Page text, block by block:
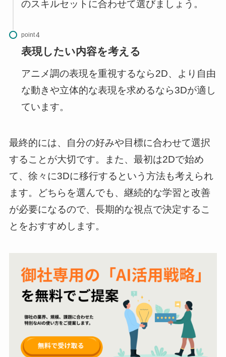
のスキルセットに合わせて選びましょう。
point
表現したい内容を考える
アニメ調の表現を重視するなら2D、より自由
な動きや立体的な表現を求めるなら3Dが適し
ています。
最終的には、自分の好みや目標に合わせて選択
することが大切です。また、最初は2Dで始め
て、徐々に3Dに移行するという方法も考えられ
ます。どちらを選んでも、継続的な学習と改善
が必要になるので、長期的な視点で決定するこ
とをおすすめします。